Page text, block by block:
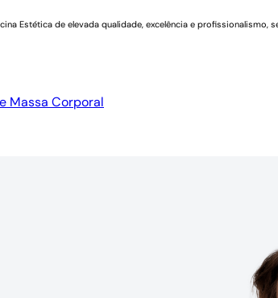
Estética de elevada qualidade, excelência e profissionalismo,
Massa Corporal